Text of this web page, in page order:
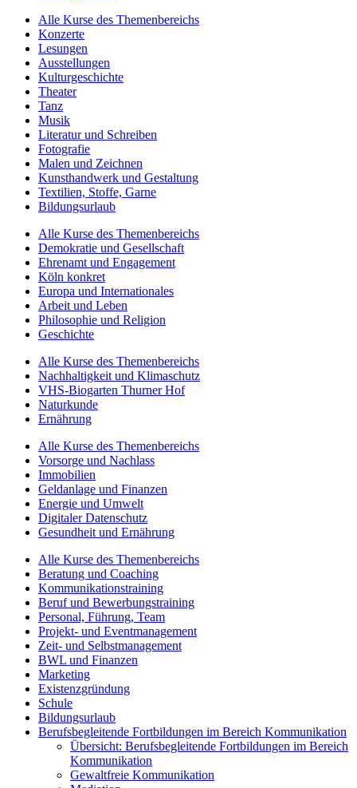
Alle Kurse des Themenbereichs
Konzerte
Lesungen
Ausstellungen
Kulturgeschichte
Theater
Tanz
Musik
Literatur und Schreiben
Fotografie
Malen und Zeichnen
Kunsthandwerk und Gestaltung
Textilien, Stoffe, Garne
Bildungsurlaub
Alle Kurse des Themenbereichs
Demokratie und Gesellschaft
Ehrenamt und Engagement
Köln konkret
Europa und Internationales
Arbeit und Leben
Philosophie und Religion
Geschichte
Alle Kurse des Themenbereichs
Nachhaltigkeit und Klimaschutz
VHS-Biogarten Thurner Hof
Naturkunde
Ernährung
Alle Kurse des Themenbereichs
Vorsorge und Nachlass
Immobilien
Geldanlage und Finanzen
Energie und Umwelt
Digitaler Datenschutz
Gesundheit und Ernährung
Alle Kurse des Themenbereichs
Beratung und Coaching
Kommunikationstraining
Beruf und Bewerbungstraining
Personal, Führung, Team
Projekt- und Eventmanagement
Zeit- und Selbstmanagement
BWL und Finanzen
Marketing
Existenzgründung
Schule
Bildungsurlaub
Berufsbegleitende Fortbildungen im Bereich Kommunikation
Übersicht: Berufsbegleitende Fortbildungen im Bereich
Kommunikation
Gewaltfreie Kommunikation